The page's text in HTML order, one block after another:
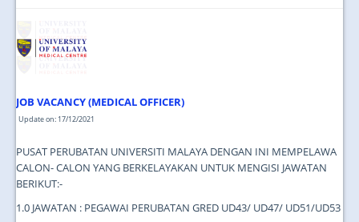
JOB VACANCY (MEDICAL OFFICER)
Update on: 17/12/2021
PUSAT PERUBATAN UNIVERSITI MALAYA DENGAN INI MEMPELAWA
CALON- CALON YANG BERKELAYAKAN UNTUK MENGISI JAWATAN
BERIKUT:-
1.0 JAWATAN : PEGAWAI PERUBATAN GRED UD43/ UD47/ UD51/UD53